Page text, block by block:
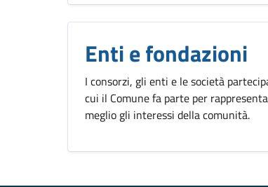
Enti e fondazioni
I consorzi, gli enti e le società
cui il Comune fa parte per
meglio gli interessi della comunità.